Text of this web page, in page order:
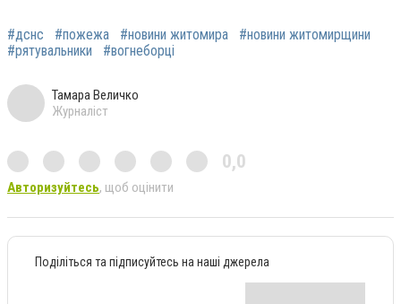
#дснс #пожежа #новини житомира
#новини житомирщини
#рятувальники
#вогнеборці
Тамара Величко
Журналіст
0,0
Авторизуйтесь, щоб оцінити
Поділіться та підписуйтесь на наші джерела